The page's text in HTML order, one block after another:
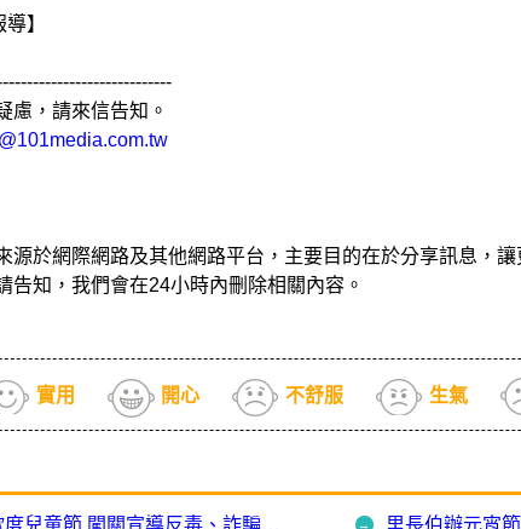
】
慮，請來信告知。
源於網際網路及其他網路平台，主要目的在於分享訊息，
告知，我們會在24小時內刪除相關內容。
實用 開心 不舒服 生氣